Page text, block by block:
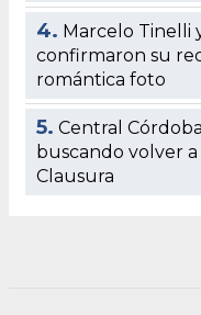
4. Marcelo Tinelli
confirmaron su
romántica foto
5. Central
buscando volver
Clausura